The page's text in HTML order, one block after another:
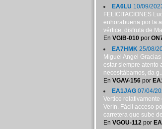
EA6LU 10/09/
FELICITACIONES
enhorabuena por la
vértice, disfruta de
En VGIB-010por
EA7HMK 25/08/
Miguel Angel
estar siempre atento
necesitábamos, da g...
En VGAV-156por
EA1JAG07/04/
Vertice relativamente
Verín. Fácil acceso
carretera que sube
En VGOU-112por